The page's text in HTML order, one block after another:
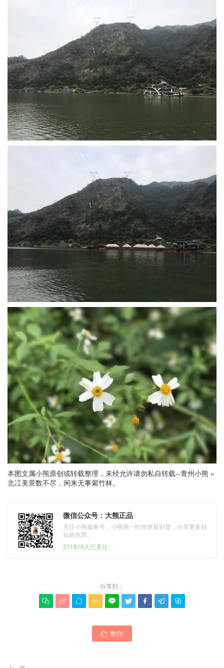
本图文属小熊原创或转载整理，未经允许请勿私自转载--青州小熊 »
北冮美 景数不尽，闲来无事紫竹林。
微信公众号：大熊正品
关注小熊服务号，小熊第一时间更新到货，分享更多好
玩的东西。
311816人已关注
分享到：
        
 赞(0)